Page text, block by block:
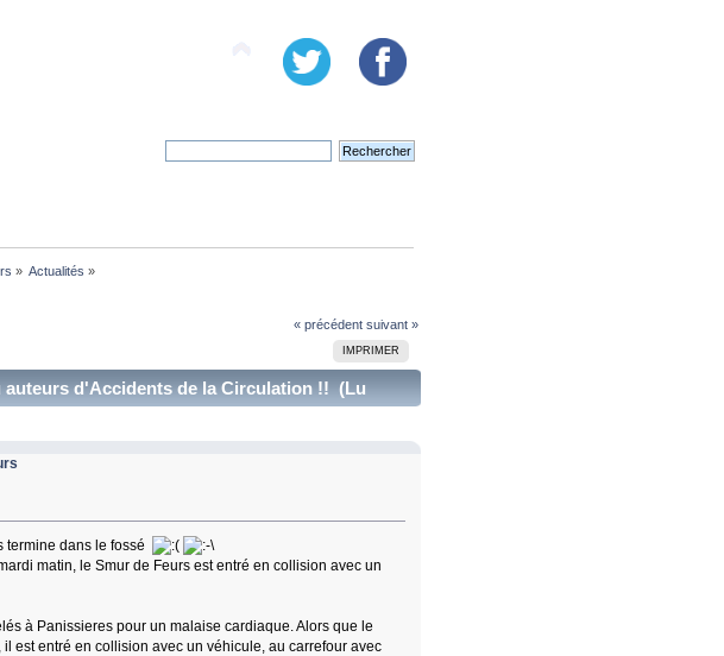
» Actualités »
« précédent suivant »
IMPRIMER
d'Accidents de la Circulation !! (Lu
termine dans le fossé
matin, le Smur de Feurs est entré en collision avec un
à Panissieres pour un malaise cardiaque. Alors que le
est entré en collision avec un véhicule, au carrefour avec